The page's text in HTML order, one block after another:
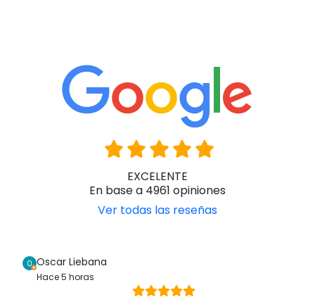
EXCELENTE
En base a 4961 opiniones
Ver todas las reseñas
Oscar Liebana
Hace 5 horas